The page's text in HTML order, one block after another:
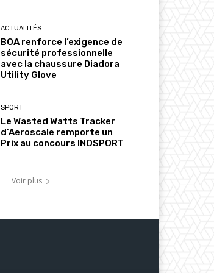
ACTUALITÉS
BOA renforce l’exigence de
sécurité professionnelle
avec la chaussure Diadora
Utility Glove
SPORT
Le Wasted Watts Tracker
d’Aeroscale remporte un
Prix au concours INOSPORT
Voir plus